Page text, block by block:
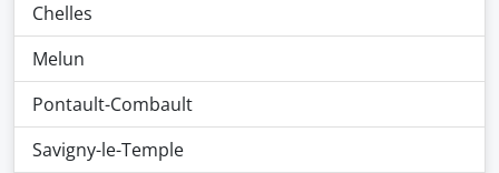
Chelles
Melun
Pontault-Combault
Savigny-le-Temple